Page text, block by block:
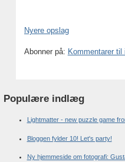
Nyere opslag
Abonner på: Kommentarer
Populære indlæg
Lightmatter - new puzzle game
Bloggen fylder 10! Let's party!
Ny hjemmeside om fotografi: